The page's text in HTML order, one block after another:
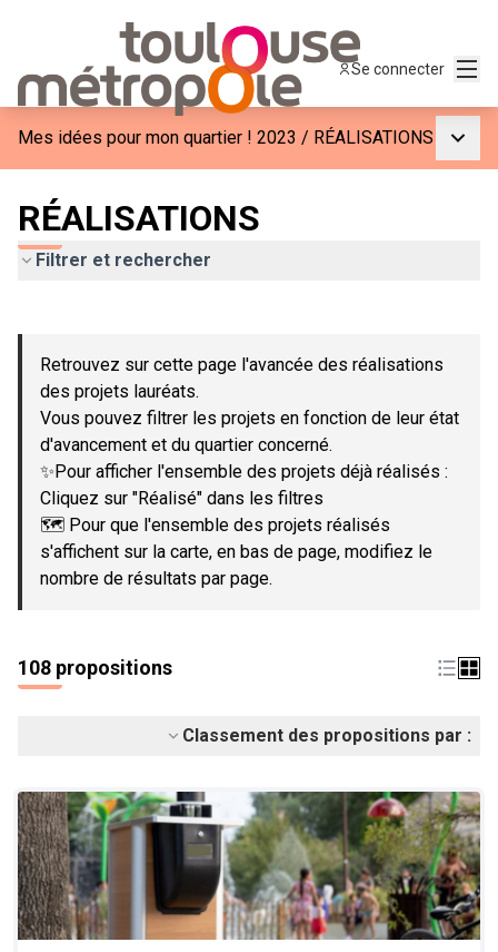
Se connecter
Mes idées pour mon quartier ! 2023 / RÉALISATIONS
RÉALISATIONS
Filtrer et rechercher
−
Retrouvez sur cette page l'avancée des réalisations
des projets lauréats.
Vous pouvez filtrer les projets en fonction de leur état
d'avancement et du quartier concerné.
✨Pour afficher l'ensemble des projets déjà réalisés :
Cliquez sur "Réalisé" dans les filtres
🗺️ Pour que l'ensemble des projets réalisés
s'affichent sur la carte, en bas de page, modifiez le
nombre de résultats par page.
108 propositions
Classement des propositions par :